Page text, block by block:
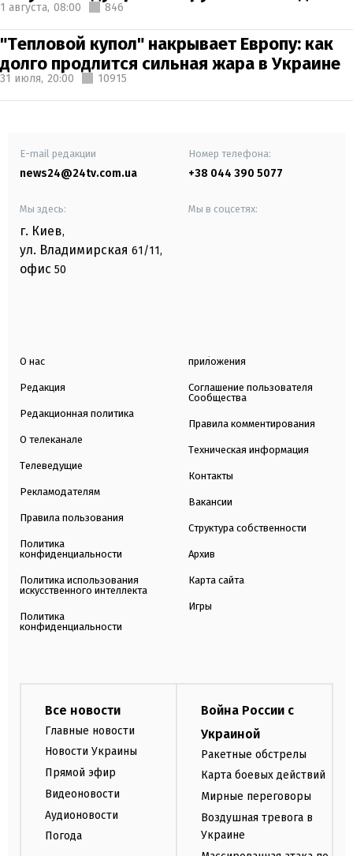
1 августа, 08:00 846
"Тепловой купол" накрывает Европу: как
долго продлится сильная жара в Украине
31 июля, 20:00 10915
E-mail редакции
news24@24tv.com.ua
Номер телефона:
+38 044 390 5077
Мы здесь:
г. Киев,
ул. Владимирская 61/11,
офис 50
Мы в соцсетях:
О нас
Редакция
Редакционная политика
О телеканале
Телеведущие
Рекламодателям
Правила пользования
Политика
конфиденциальности
Политика использования
искусственного интеллекта
Политика
конфиденциальности
приложения
Соглашение пользователя
Сообщества
Правила комментирования
Техническая информация
Контакты
Вакансии
Структура собственности
Архив
Карта сайта
Игры
Все новости
Главные новости
Новости Украины
Прямой эфир
Видеоновости
Аудионовости
Погода
Война России с
Украиной
Ракетные обстрелы
Карта боевых действий
Мирные переговоры
Воздушная тревога в
Украине